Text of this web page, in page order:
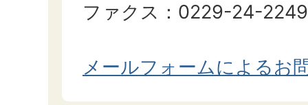
ファクス：0229-24-2249
メールフォームによるお